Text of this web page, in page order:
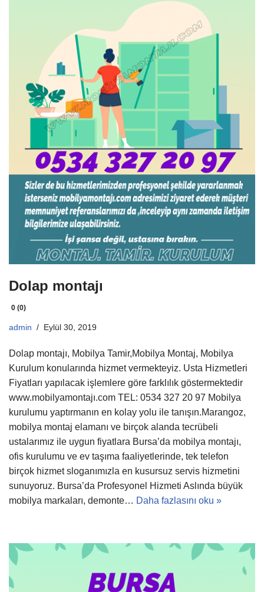
Dolap montajı
0 (0)
admin Eylül 30, 2019
Dolap montajı, Mobilya Tamir,Mobilya Montaj, Mobilya
Kurulum konularında hizmet vermekteyiz. Usta Hizmetleri
Fiyatları yapılacak işlemlere göre farklılık göstermektedir
www.mobilyamontajı.com TEL: 0534 327 20 97 Mobilya
kurulumu yaptırmanın en kolay yolu ile tanışın.Marangoz,
mobilya montaj elamanı ve birçok alanda tecrübeli
ustalarımız ile uygun fiyatlara Bursa’da mobilya montajı,
ofis kurulumu ve ev taşıma faaliyetlerinde, tek telefon
birçok hizmet sloganımızla en kusursuz servis hizmetini
sunuyoruz. Bursa’da Profesyonel Hizmeti Aslında büyük
mobilya markaları, demonte… Daha fazlasını oku »